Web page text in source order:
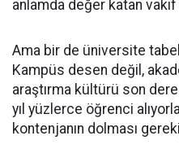
anlamda değer katan
Ama bir de üniversite
Kampüs desen değil,
araştırma kültürü son
yıl yüzlerce öğrenci
kontenjanın dolması